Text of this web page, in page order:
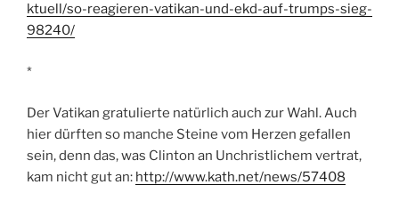
ktuell/so-reagieren-vatikan-und-ekd-auf-trumps-sieg-
98240/
*
Der Vatikan gratulierte natürlich auch zur Wahl. Auch
hier dürften so manche Steine vom Herzen gefallen
sein, denn das, was Clinton an Unchristlichem vertrat,
kam nicht gut an: http://www.kath.net/news/57408